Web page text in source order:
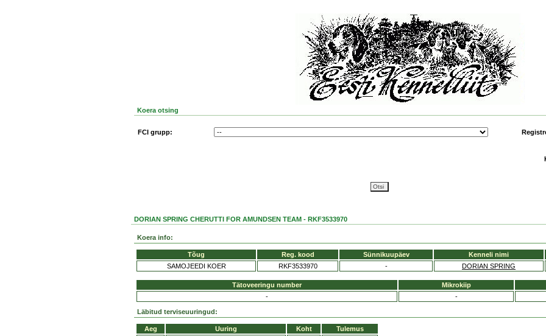
Koera otsing
FCI grupp:
DORIAN SPRING CHERUTTI FOR AMUNDSEN TEAM - RKF3533970
Koera info:
Tõug Reg. kood Sünnikuupäev Kenneli nimi
SAMOJEEDI KOER
RKF3533970 - DORIAN SPRING
Tätoveeringu number Mikrokiip
-
-
Läbitud terviseuuringud:
Aeg Uuring Koht
Tulemus